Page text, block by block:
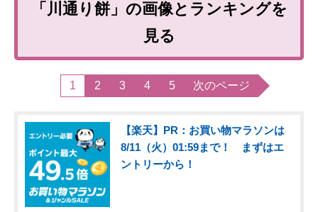
「川通り餅」の画像とランキングを
見る
1 2 3 4 5 次のページ
【楽天】PR：お買い物マラソンは
8/11（火）01:59まで！ まずはエ
ントリーから！